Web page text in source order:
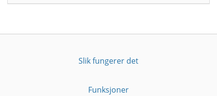
Slik fungerer det
Funksjoner